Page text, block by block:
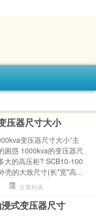
压器尺寸大小
变压器尺寸大小”主
困惑 1000kva的变压器尺
大的高压柜? SCB10-100
壳的大致尺寸(长*宽*高...
文章列表
式变压器尺寸